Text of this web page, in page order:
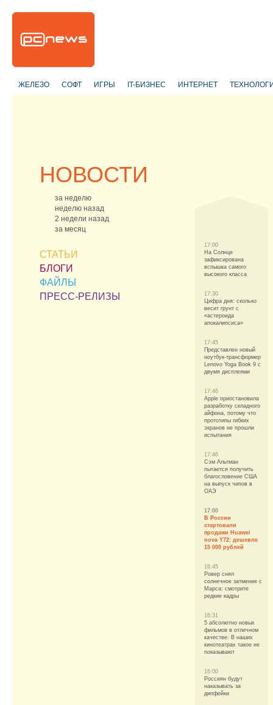
ЖЕЛЕЗО СОФТ ИГРЫ IT-БИЗНЕС ИНТЕРНЕТ
НОВОСТИ
за неделю
неделю назад
2 недели назад
за месяц
СТАТЬИ
БЛОГИ
ФАЙЛЫ
ПРЕСС-РЕЛИЗЫ
17:00
На Солнце
зафиксирована
вспышка самого
высокого класса
17:30
Цифра дня: сколько
весит грунт с
«астероида
апокалипсиса»
17:45
Представлен новый
ноутбук-трансформер
Lenovo Yoga Book 9 с
двумя дисплеями
17:46
Apple приостановила
разработку складного
айфона, потому что
прототипы гибких
экранов не прошли
испытания
17:46
Сэм Альтман
пытается получить
благословение США
на выпуск чипов в
ОАЭ
17:00
В России
стартовали
продажи Huawei
nova Y72: дешевле
15 000 рублей
16:45
Ровер снял
солнечное затмение с
Марса: смотрите
редкие кадры
16:31
5 абсолютно новых
фильмов в отличном
качестве. В наших
кинотеатрах такое не
показывают
16:00
Россиян будут
наказывать за
дипфейки